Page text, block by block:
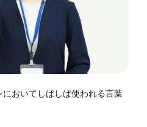
においてしばしば使われる言葉